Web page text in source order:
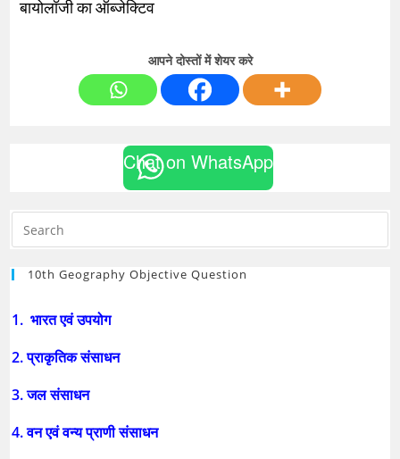
बायोलॉजी का ऑब्जेक्टिव
आपने दोस्तों में शेयर करे
Chat on WhatsApp
10th Geography Objective Question
1. भारत एवं उपयोग
2. प्राकृतिक संसाधन
3. जल संसाधन
4. वन एवं वन्य प्राणी संसाधन